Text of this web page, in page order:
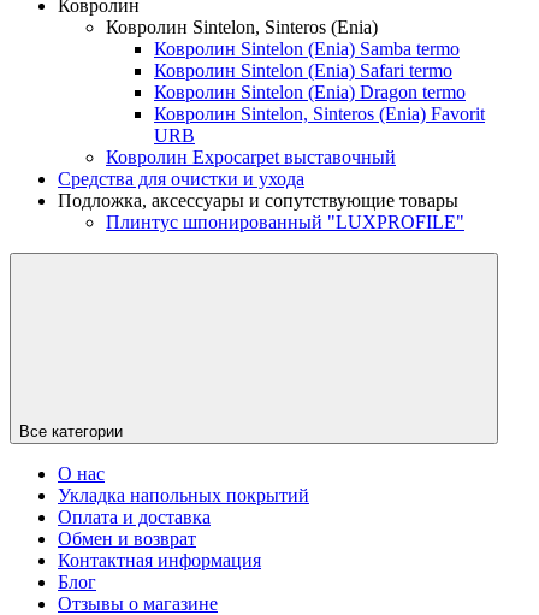
Ковролин
Ковролин Sintelon, Sinteros (Enia)
Ковролин Sintelon (Enia) Samba termo
Ковролин Sintelon (Enia) Safari termo
Ковролин Sintelon (Enia) Dragon termo
Ковролин Sintelon, Sinteros (Enia) Favorit
URB
Ковролин Expocarpet выставочный
Средства для очистки и ухода
Подложка, аксессуары и сопутствующие товары
Плинтус шпонированный "LUXPROFILE"
Все категории
О нас
Укладка напольных покрытий
Оплата и доставка
Обмен и возврат
Контактная информация
Блог
Отзывы о магазине